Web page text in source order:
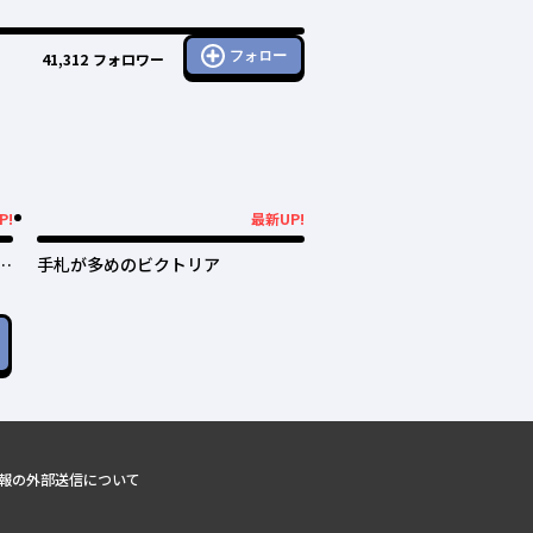
41,312 フォロワー フォロー
最新UP!
手札が多めのビクトリア
の外部送信について